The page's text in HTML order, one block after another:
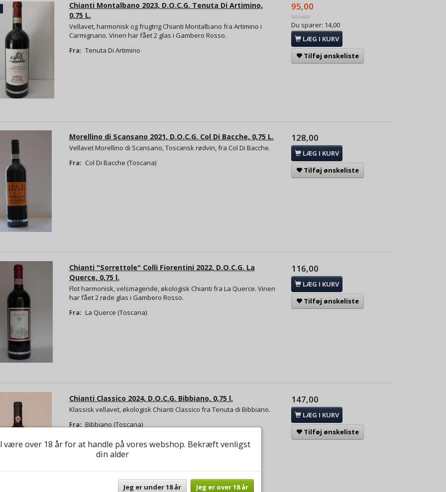
Chianti Montalbano 2023, D.O.C.G. Tenuta Di Artimino,
0,75 L.
Vellavet, harmonisk og frugtrig Chianti Montalbano fra Artimino i
Carmignano. Vinen har fået 2 glas i Gambero Rosso.
Fra: Tenuta Di Artimino
95,00
109,00
Du sparer: 14,00
LÆG I KURV
Tilføj ønskeliste
Morellino di Scansano 2021, D.O.C.G. Col Di Bacche, 0,75 L.
Vellavet Morellino di Scansano, Toscansk rødvin, fra Col Di Bacche.
Fra: Col Di Bacche (Toscana)
128,00
LÆG I KURV
Tilføj ønskeliste
Chianti "Sorrettole" Colli Fiorentini 2022, D.O.C.G. La
Querce, 0,75 l.
Flot harmonisk, velsmagende, økologisk Chianti fra La Querce. Vinen
har fået 2 røde glas i Gambero Rosso.
Fra: La Querce (Toscana)
116,00
LÆG I KURV
Tilføj ønskeliste
Chianti Classico 2024, D.O.C.G. Bibbiano, 0,75 l.
Klassisk vellavet, økologisk Chianti Classico fra Tenuta di Bibbiano.
Fra: Bibbiano (Toscana)
147,00
LÆG I KURV
Tilføj ønskeliste
være over 18 år for at handle på vores webshop. Bekræft venligst
din alder
Jeg er under 18 år Jeg er over 18 år